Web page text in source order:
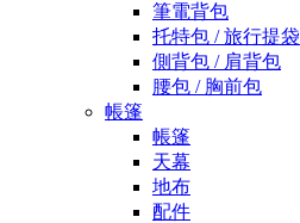
筆電背包
托特包 / 旅行提袋
側背包 / 肩背包
腰包 / 胸前包
帳篷
帳篷
天幕
地布
配件